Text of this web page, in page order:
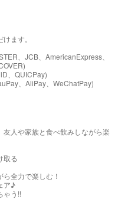
ます。
、JCB、AmericanExpress、
、QUICPay)
、AliPay、WeChatPay)
人や家族と食べ飲みしながら楽
取る
全力で楽しむ！
ア♪
ゃう!!